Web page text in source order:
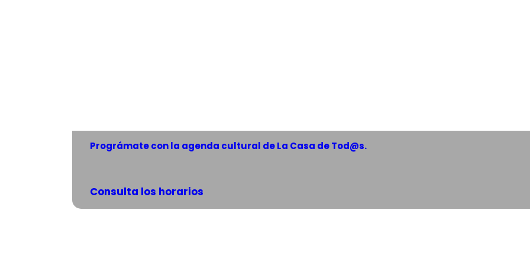
Prográmate con la agenda cultural de La Casa de Tod@s.
Consulta los horarios